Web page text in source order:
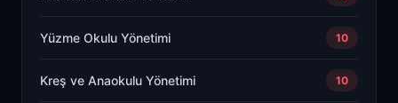
Yüzme Okulu Yönetimi 10
Kreş ve Anaokulu Yönetimi 10